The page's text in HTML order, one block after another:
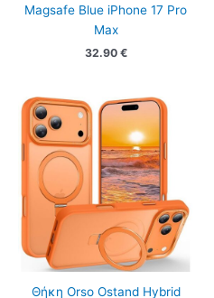
Magsafe Blue iPhone 17 Pro
Max
32.90 €
Θήκη Orso Ostand Hybrid